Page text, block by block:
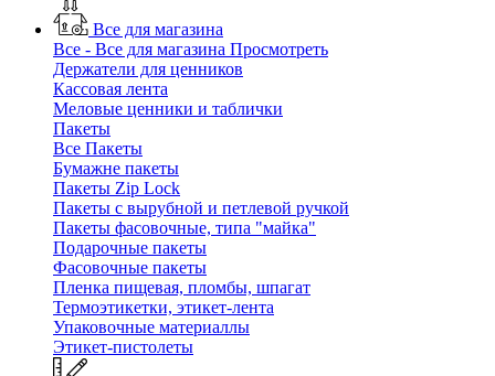
Все для магазина
Все - Все для магазина Просмотреть
Держатели для ценников
Кассовая лента
Меловые ценники и таблички
Пакеты
Все Пакеты
Бумажне пакеты
Пакеты Zip Lock
Пакеты с вырубной и петлевой ручкой
Пакеты фасовочные, типа "майка"
Подарочные пакеты
Фасовочные пакеты
Пленка пищевая, пломбы, шпагат
Термоэтикетки, этикет-лента
Упаковочные материаллы
Этикет-пистолеты